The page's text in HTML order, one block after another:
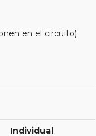
en el circuito).
Individual